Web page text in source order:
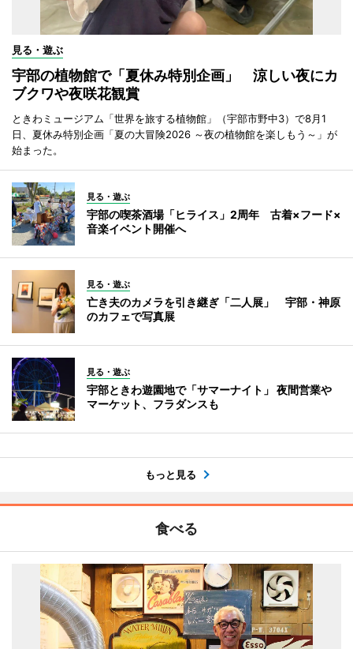
見る・遊ぶ
宇部の植物館で「夏休み特別企画」 涼しい夜にカ
ブクワや夜咲花観賞
ときわミュージアム「世界を旅する植物館」（宇部市野中3）で8月1
日、夏休み特別企画「夏の大冒険2026 ～夜の植物館を楽しもう～」が
始まった。
見る・遊ぶ
宇部の喫茶酒場「ヒライス」2周年 古着×フード×
音楽イベント開催へ
見る・遊ぶ
亡き夫のカメラを引き継ぎ「二人展」 宇部・神原
のカフェで写真展
見る・遊ぶ
宇部ときわ遊園地で「サマーナイト」 夜間営業や
マーケット、フラダンスも
もっと見る
食べる